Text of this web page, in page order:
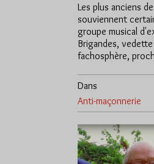
Les plus anciens
souviennent
groupe musical
Brigandes, vedette
fachosphère,
Dans
Anti-maçonnerie